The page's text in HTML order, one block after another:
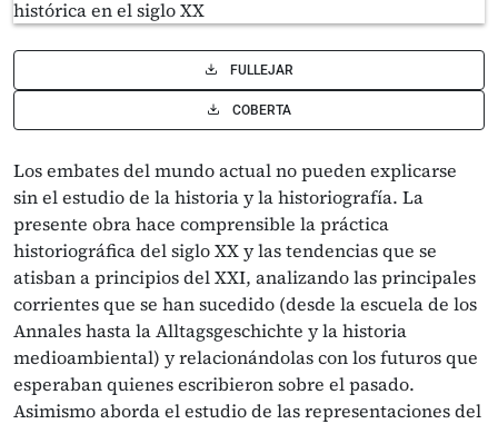
FULLEJAR
COBERTA
Los embates del mundo actual no pueden explicarse
sin el estudio de la historia y la historiografía. La
presente obra hace comprensible la práctica
historiográfica del siglo XX y las tendencias que se
atisban a principios del XXI, analizando las principales
corrientes que se han sucedido (desde la escuela de los
Annales hasta la Alltagsgeschichte y la historia
medioambiental) y relacionándolas con los futuros que
esperaban quienes escribieron sobre el pasado.
Asimismo aborda el estudio de las representaciones del